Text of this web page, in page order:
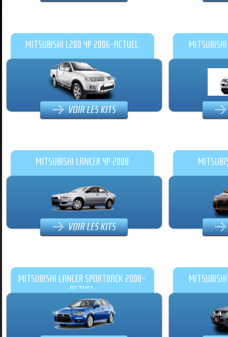
MITSUBISHI L200 4P 2006-ACTUEL
MITSUBISHI LANCER 4P 2008
MITSUBISHI LANCER SPORTBACK 2008-
ACTUEL